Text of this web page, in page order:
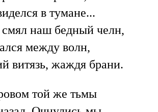
в тумане...
наш бедный челн,
между волн,
витязь, жаждя брани.
той же тьмы